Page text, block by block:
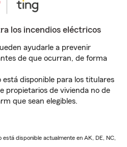
los incendios eléctricos
ayudarle a prevenir
de que ocurran, de forma
está disponible para los titulares
propietarios de vivienda no de
que sean elegibles.
disponible actualmente en AK, DE, NC,